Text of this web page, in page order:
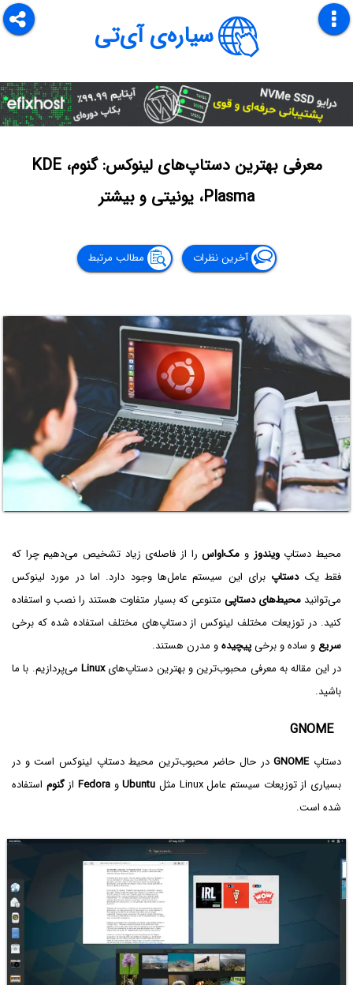
سیاره‌ی آی‌تی
معرفی بهترین دستاپ‌های لینوکس: گنوم، KDE
Plasma، یونیتی و بیشتر
آخرین نظرات مطالب مرتبط
محیط دستاپویندوز و مک‌او‌اسرا از فاصله‌ی زیاد تشخیص می‌دهیم چرا که
فقط یکدستاپ برای این سیستم عامل‌ها وجود دارد. اما در مورد لینوکس
می‌توانیدمحیط‌های دستاپی متنوعی که بسیار متفاوت هستند را نصب و استفاده
کنید. در توزیعات مختلف لینوکس از دستاپ‌های مختلف استفاده شده که برخی
سریع و ساده و برخیپیچیدهو مدرن هستند.
در این مقاله به معرفی محبوب‌ترین و بهترین دستاپ‌هایLinux می‌پردازیم. با ما
باشید.
GNOME
دستاپGNOMEدر حال حاضر محبوب‌ترین محیط دستاپ لینوکس است و در
بسیاری از توزیعات سیستم عامل Linux مثل
Ubuntuو Fedoraازگنوم استفاده
شده است.